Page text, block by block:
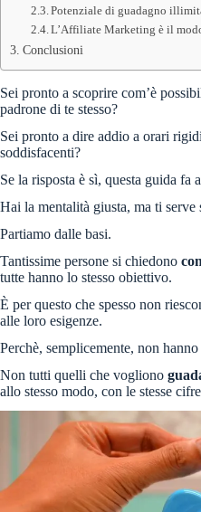
Potenziale di guadagno
L’Affiliate Marketing è il
Conclusioni
Sei pronto a scoprire com’è
padrone di te stesso?
Sei pronto a dire addio a orari
soddisfacenti?
Se la risposta è sì, questa guida fa
Hai la mentalità giusta, ma ti serve
Partiamo dalle basi.
Tantissime persone si chiedono
tutte hanno lo stesso obiettivo.
È per questo che spesso non
alle loro esigenze.
Perchè, semplicemente, non
Non tutti quelli che vogliono
allo stesso modo, con le stesse